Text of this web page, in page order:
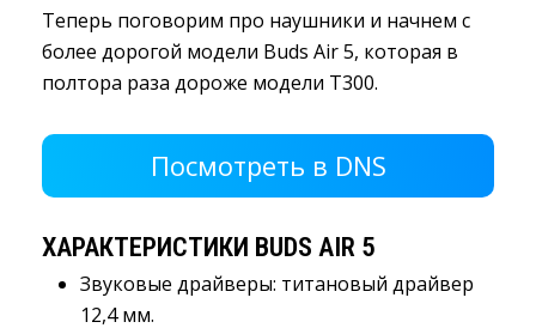
Теперь поговорим про наушники и начнем с
более дорогой модели Buds Air 5, которая в
полтора раза дороже модели Т300.
Посмотреть в DNS
ХАРАКТЕРИСТИКИ BUDS AIR 5
Звуковые драйверы: титановый драйвер
12,4 мм.